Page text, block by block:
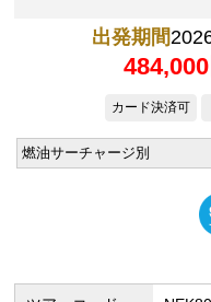
出発期間
カード決済可
燃油サーチャージ別